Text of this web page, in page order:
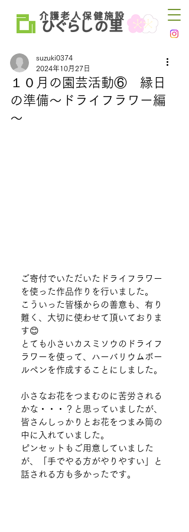
介 護 老 人 保 健 施 設
ひぐらしの里
１０月の園芸活動⑥ 縁日
の準備～ドライフラワー編
～
suzuki0374
2024年10月27日
ご寄付でいただいたドライフラワー
を使った作品作りを行いました。
こういった皆様からの善意も、有り
難く、大切に使わせて頂いておりま
す😊
とても小さいカスミソウのドライフ
ラワーを使って、ハーバリウムボー
ルペンを作成することにしました。
小さなお花をつまむのに苦労される
かな・・・？と思っていましたが、
皆さんしっかりとお花をつまみ筒の
中に入れていました。
ピンセットもご用意していました
が、「手でやる方がやりやすい」と
話される方も多かったです。